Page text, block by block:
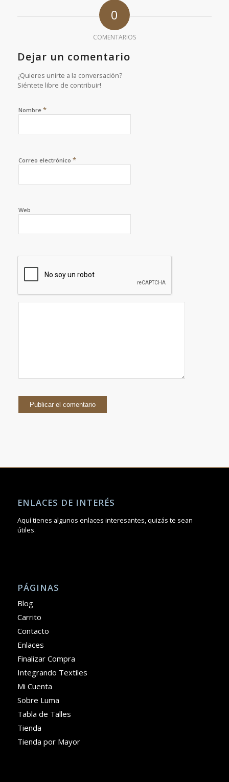
0
COMENTARIOS
Dejar un comentario
¿Quieres unirte a la conversación?
Siéntete libre de contribuir!
Nombre *
Correo electrónico *
Web
ENLACES DE INTERÉS
Aquí tienes algunos enlaces interesantes, quizás te sean
útiles.
PÁGINAS
Blog
Carrito
Contacto
Enlaces
Finalizar Compra
Integrando Textiles
Mi Cuenta
Sobre Luma
Tabla de Talles
Tienda
Tienda por Mayor